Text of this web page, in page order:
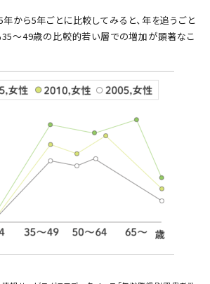
から5年ごとに比較してみると、年を追うごと
35〜49歳の比較的若い層での増加が顕著なこ